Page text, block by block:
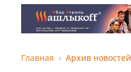
Главная Архив новостей